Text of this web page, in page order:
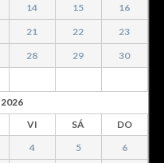
14 15
16
21 22
23
28 29
30
2026
VI SÁ
DO
4 5
6